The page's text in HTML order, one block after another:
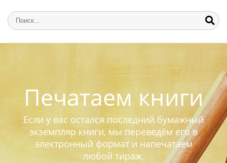
Печатаем книги
Если у вас остался последний бумажный
экземпляр книги, мы переведём его в
электронный формат и напечатаем
любой тираж.